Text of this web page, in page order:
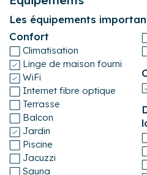
A votre arrivée :
— Le ménage sera fait
— Les lits seront prêts
— Des serviettes propres, du
seront mis à votre disposition .
N'hésitez pas à prendre
des informations
Numéro d'enregistrement
6748200309876
Équipements
Les équipements
Confort
Climatisation
Linge de maison fourni
WiFi
Internet fibre optique
Terrasse
Balcon
Jardin